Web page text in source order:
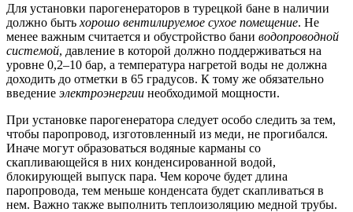
Для установки парогенераторов в турецкой бане в наличии
должно быть хорошо вентилируемое сухое помещение. Не
менее важным считается и обустройство бани водопроводной
системой, давление в которой должно поддерживаться на
уровне 0,2–10 бар, а температура нагретой воды не должна
доходить до отметки в 65 градусов. К тому же обязательно
введение электроэнергии необходимой мощности.
При установке парогенератора следует особо следить за тем,
чтобы паропровод, изготовленный из меди, не прогибался.
Иначе могут образоваться водяные карманы со
скапливающейся в них конденсированной водой,
блокирующей выпуск пара. Чем короче будет длина
паропровода, тем меньше конденсата будет скапливаться в
нем. Важно также выполнить теплоизоляцию медной трубы.